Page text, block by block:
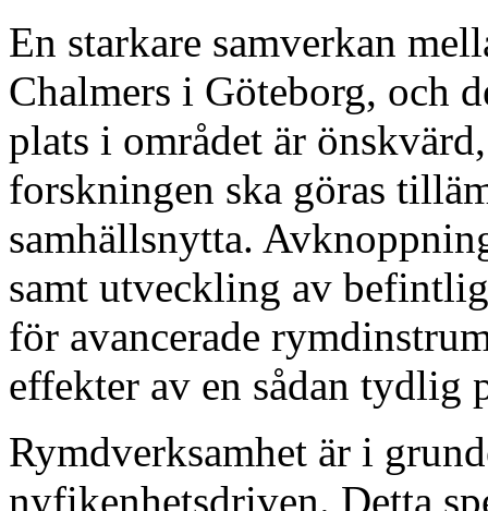
En starkare samverkan
Chalmers i Göteborg, och
plats i området är
forskningen ska göras
samhällsnytta.
samt utveckling av
för avancerade
effekter av en sådan tydlig
Rymdverksamhet är i
nyfikenhetsdriven. Detta